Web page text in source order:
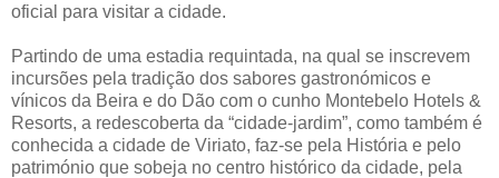
oficial para visitar a cidade.
Partindo de uma estadia requintada, na qual se inscrevem
incursões pela tradição dos sabores gastronómicos e
vínicos da Beira e do Dão com o cunho Montebelo Hotels &
Resorts, a redescoberta da “cidade-jardim”, como também é
conhecida a cidade de Viriato, faz-se pela História e pelo
património que sobeja no centro histórico da cidade, pela